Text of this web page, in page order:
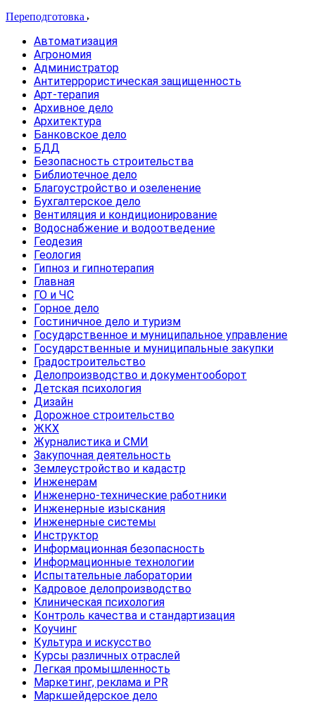
Переподготовка
Автоматизация
Агрономия
Администратор
Антитеррористическая защищенность
Арт-терапия
Архивное дело
Архитектура
Банковское дело
БДД
Безопасность строительства
Библиотечное дело
Благоустройство и озеленение
Бухгалтерское дело
Вентиляция и кондиционирование
Водоснабжение и водоотведение
Геодезия
Геология
Гипноз и гипнотерапия
Главная
ГО и ЧС
Горное дело
Гостиничное дело и туризм
Государственное и муниципальное управление
Государственные и муниципальные закупки
Градостроительство
Делопроизводство и документооборот
Детская психология
Дизайн
Дорожное строительство
ЖКХ
Журналистика и СМИ
Закупочная деятельность
Землеустройство и кадастр
Инженерам
Инженерно-технические работники
Инженерные изыскания
Инженерные системы
Инструктор
Информационная безопасность
Информационные технологии
Испытательные лаборатории
Кадровое делопроизводство
Клиническая психология
Контроль качества и стандартизация
Коучинг
Культура и искусство
Курсы различных отраслей
Легкая промышленность
Маркетинг, реклама и PR
Маркшейдерское дело